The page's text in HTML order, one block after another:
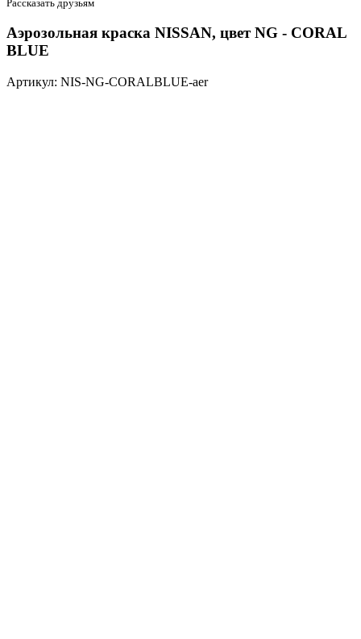
Рассказать друзьям
Аэрозольная краска NISSAN, цвет NG - CORAL
BLUE
Артикул: NIS-NG-CORALBLUE-aer